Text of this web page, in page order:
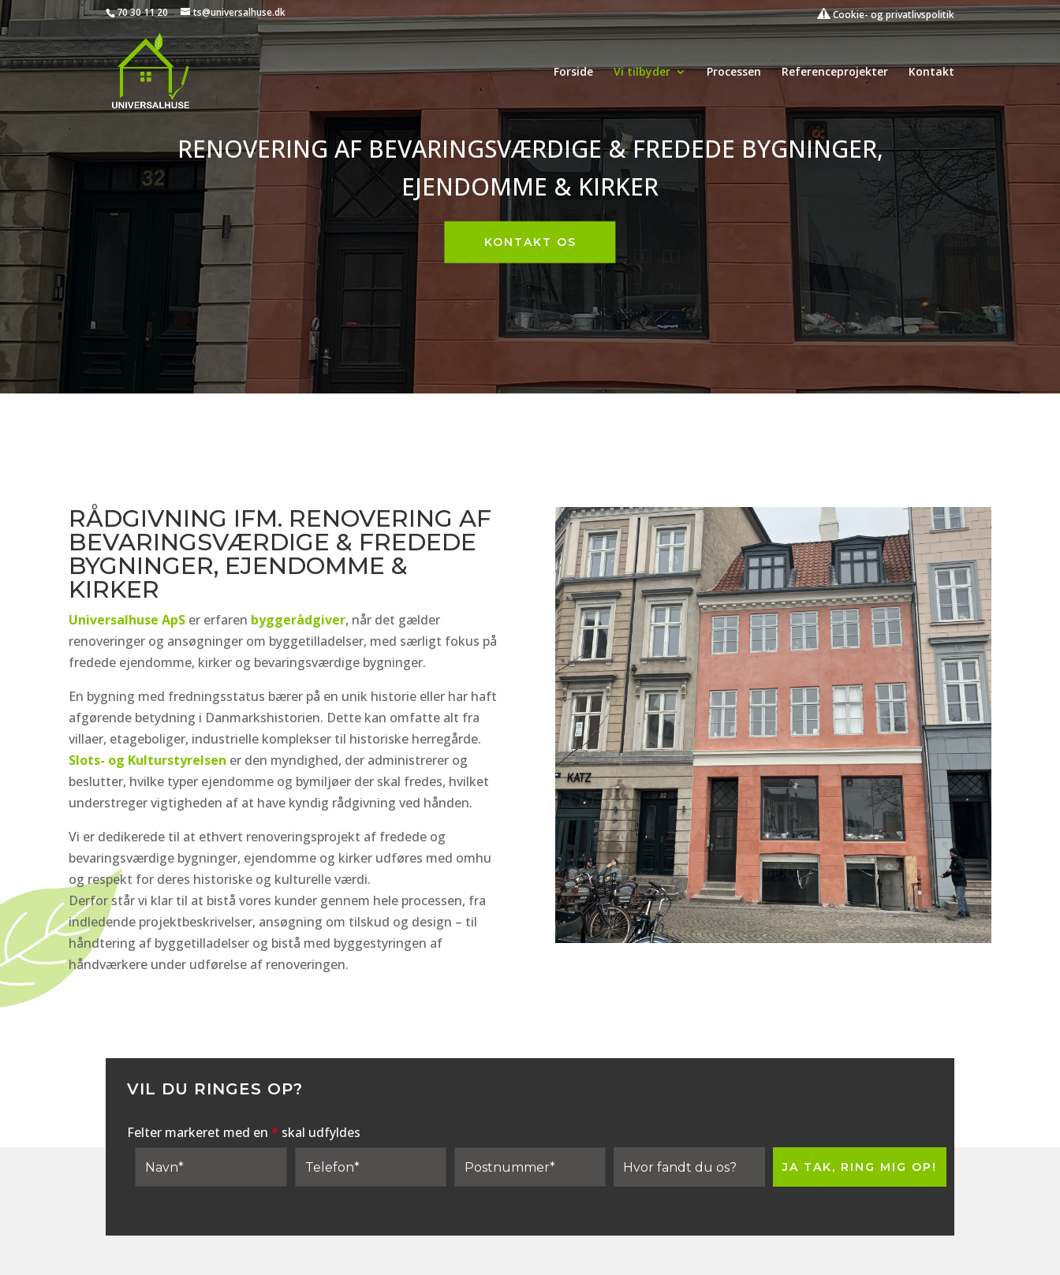
70 30 11 20 ts@universalhuse.dk Cookie- og privatlivspolitik
Forside Vi tilbyder Processen Referenceprojekter Kontakt
RENOVERING AF BEVARINGSVÆRDIGE & FREDEDE BYGNINGER,
EJENDOMME & KIRKER
KONTAKT OS
RÅDGIVNING IFM. RENOVERING AF
BEVARINGSVÆRDIGE & FREDEDE
BYGNINGER, EJENDOMME &
KIRKER
Universalhuse ApS er erfaren byggerådgiver, når det gælder
renoveringer og ansøgninger om byggetilladelser, med særligt fokus på
fredede ejendomme, kirker og bevaringsværdige bygninger.
En bygning med fredningsstatus bærer på en unik historie eller har haft
afgørende betydning i Danmarkshistorien. Dette kan omfatte alt fra
villaer, etageboliger, industrielle komplekser til historiske herregårde.
Slots- og Kulturstyrelsen er den myndighed, der administrerer og
beslutter, hvilke typer ejendomme og bymiljøer der skal fredes, hvilket
understreger vigtigheden af at have kyndig rådgivning ved hånden.
Vi er dedikerede til at ethvert renoveringsprojekt af fredede og
bevaringsværdige bygninger, ejendomme og kirker udføres med omhu
og respekt for deres historiske og kulturelle værdi.
Derfor står vi klar til at bistå vores kunder gennem hele processen, fra
indledende projektbeskrivelser, ansøgning om tilskud og design – til
håndtering af byggetilladelser og bistå med byggestyringen af
håndværkere under udførelse af renoveringen.
VIL DU RINGES OP?
Felter markeret med en* skal udfyldes